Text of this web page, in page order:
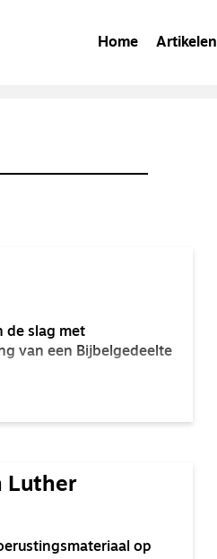
Home Artikelen
de slag met
van een Bijbelgedeelte
Luther
op